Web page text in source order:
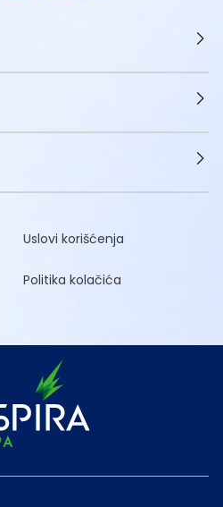
Uslovi korišćenja
Politika kolačića